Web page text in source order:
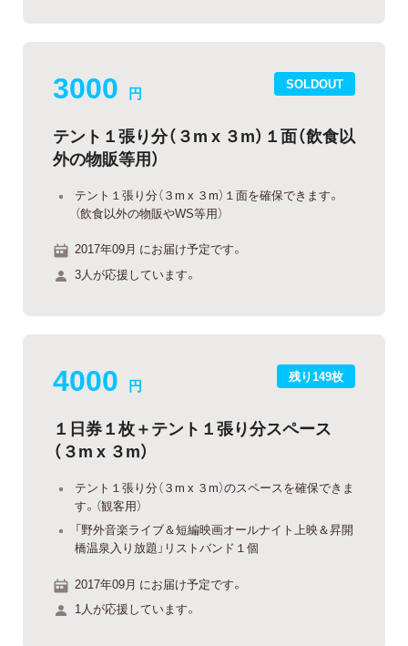
SOLDOUT
3000 円
テント１張り分（３m x ３m）１面（飲食以
外の物販等用）
テント１張り分（３m x ３m）１面を確保できます。
（飲食以外の物販やWS等用）
2017年09月 にお届け予定です。
3人が応援しています。
残り149枚
4000 円
１日券１枚＋テント１張り分スペース
（３m x ３m）
テント１張り分（３m x ３m）のスペースを確保できま
す。（観客用）
「野外音楽ライブ＆短編映画オールナイト上映＆昇開
橋温泉入り放題」リストバンド１個
2017年09月 にお届け予定です。
1人が応援しています。